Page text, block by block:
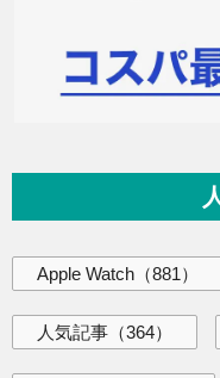
Apple Watch （881）
人気記事 （364）